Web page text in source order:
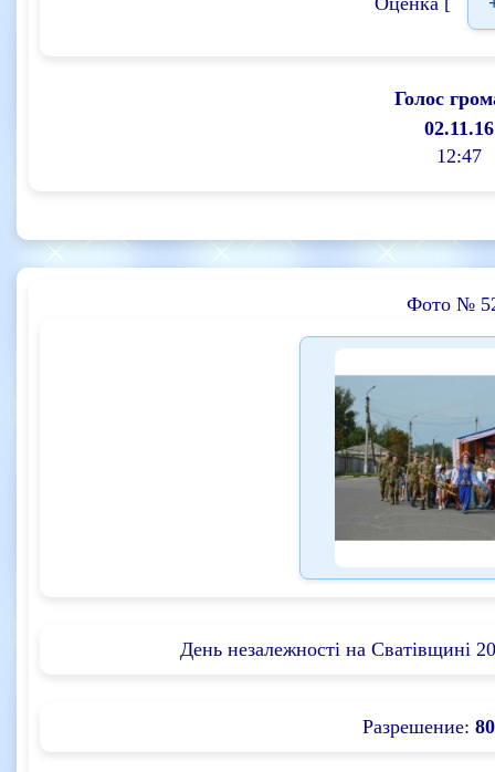
Голос
02.11.16
12:47
Фото №
День незалежності на Сватівщині
Разрешение: